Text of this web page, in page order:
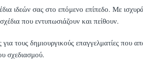
ιδεών σας στο επόμενο επίπεδο. Με
που εντυπωσιάζουν και πείθουν.
τους δημιουργικούς επαγγελματίες που
σχεδιασμού.